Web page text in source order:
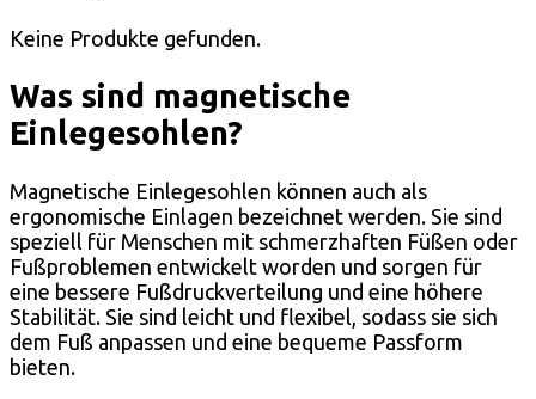
Keine Produkte gefunden.
Was sind magnetische
Einlegesohlen?
Magnetische Einlegesohlen können auch als
ergonomische Einlagen bezeichnet werden. Sie sind
speziell für Menschen mit schmerzhaften Füßen oder
Fußproblemen entwickelt worden und sorgen für
eine bessere Fußdruckverteilung und eine höhere
Stabilität. Sie sind leicht und flexibel, sodass sie sich
dem Fuß anpassen und eine bequeme Passform
bieten.